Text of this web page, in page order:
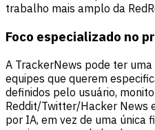
trabalho mais amplo da
Foco especializado no
A TrackerNews pode ter
equipes que querem
definidos pelo usuário,
Reddit/Twitter/Hacker News
por IA, em vez de uma única